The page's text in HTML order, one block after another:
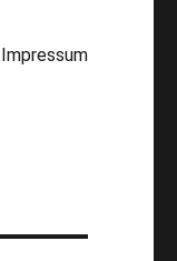
Impressum